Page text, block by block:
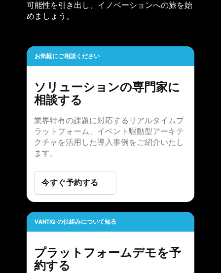
可能性を引き出し、イノベーションへの旅を始
めましょう。
お気軽にご相談ください
ソリューションの専門家に
相談する
業界特有の課題に対応するリアルタイムプ
ラットフォーム、イベント駆動型アーキテ
クチャを活用した導入事例をご紹介いたし
ます。
今すぐ予約する
VANTIQ の仕組みについて知る
プラットフォームデモを予
約する